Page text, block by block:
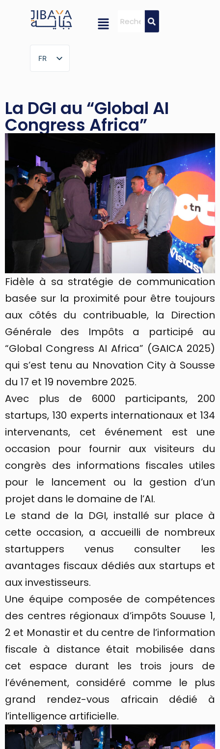
FR
FR
La DGI au “Global AI
Congress Africa”
Fidèle à sa stratégie de communication
basée sur la proximité pour être toujours
aux côtés du contribuable, la Direction
Générale des Impôts a participé au
“Global Congress AI Africa” (GAICA 2025)
qui s’est tenu au Nnovation City à Sousse
du 17 et 19 novembre 2025.
Avec plus de 6000 participants, 200
startups, 130 experts internationaux et 134
intervenants, cet événement est une
occasion pour fournir aux visiteurs du
congrès des informations fiscales utiles
pour le lancement ou la gestion d’un
projet dans le domaine de l’AI.
Le stand de la DGI, installé sur place à
cette occasion, a accueilli de nombreux
startuppers venus consulter les
avantages fiscaux dédiés aux startups et
aux investisseurs.
Une équipe composée de compétences
des centres régionaux d’impôts Souuse 1,
2 et Monastir et du centre de l’information
fiscale à distance était mobilisée dans
cet espace durant les trois jours de
l’événement, considéré comme le plus
grand rendez-vous africain dédié à
l’intelligence artificielle.